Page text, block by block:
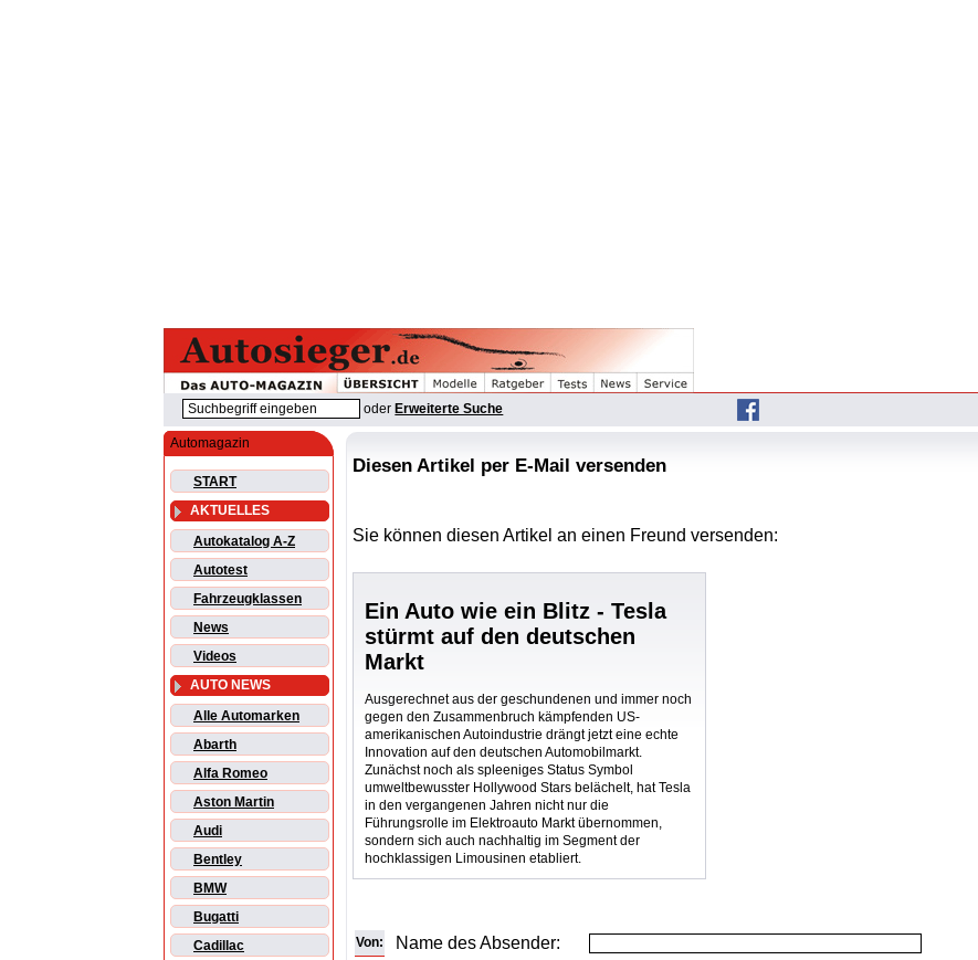
oder Erweiterte Suche
Automagazin
START
AKTUELLES
Autokatalog A-Z
Autotest
Fahrzeugklassen
News
Videos
AUTO NEWS
Alle Automarken
Abarth
Alfa Romeo
Aston Martin
Audi
Bentley
BMW
Bugatti
Cadillac
Diesen Artikel per E-Mail versenden
Sie können diesen Artikel an einen Freund versenden:
Ein Auto wie ein Blitz - Tesla
stürmt auf den deutschen
Markt
Ausgerechnet aus der geschundenen und immer noch
gegen den Zusammenbruch kämpfenden US-
amerikanischen Autoindustrie drängt jetzt eine echte
Innovation auf den deutschen Automobilmarkt.
Zunächst noch als spleeniges Status Symbol
umweltbewusster Hollywood Stars belächelt, hat Tesla
in den vergangenen Jahren nicht nur die
Führungsrolle im Elektroauto Markt übernommen,
sondern sich auch nachhaltig im Segment der
hochklassigen Limousinen etabliert.
Von:
Name des Absender: